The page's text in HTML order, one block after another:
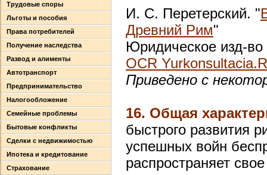
Трудовые споры
Льготы и пособия
Права потребителей
Получение наследства
Развод и алименты
Автотранспорт
Предпринимательство
Налогообложение
Семейные проблемы
Бытовые конфликты
Сделки с недвижимостью
Ипотека и кредитование
Страхование
И. С. Перетерский. "
Древний Рим"
Юридическое изд-
OCR
Приведено с
16. Общая
быстрого развития
успешных войн
распространяет